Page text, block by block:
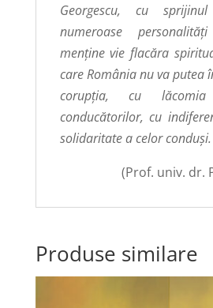
Georgescu, cu
numeroase
menține vie flacăra
care România nu va putea
corupția, cu
conducătorilor, cu
solidaritate a celor conduși.
(Prof. univ. dr.
Produse similare